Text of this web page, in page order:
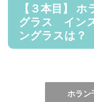
【３本目】
グラス イン
ングラスは？
ホラン